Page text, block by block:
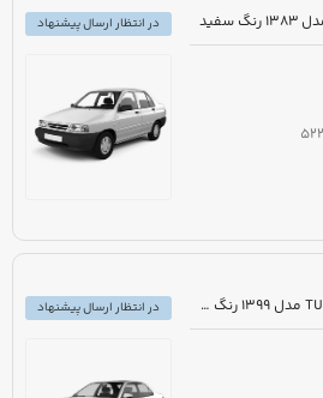
در انتظار ارسال پیشنهاد
مزایده دولتی خودرو پژو پارس TU5 مدل 1399 رنگ سفید
در انتظار ارسال پیشنهاد